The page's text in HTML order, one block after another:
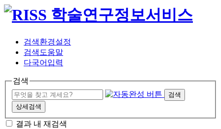
검색환경설정
검색도움말
다국어입력
검색
검색
상세검색
결과 내 재검색